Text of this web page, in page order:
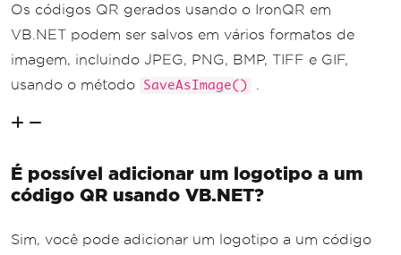
Os códigos QR gerados usando o IronQR em
VB.NET podem ser salvos em vários formatos de
imagem, incluindo JPEG, PNG, BMP, TIFF e GIF,
usando o método
SaveAsImage()
É possível adicionar um logotipo a um
código QR usando VB.NET?
Sim, você pode adicionar um logotipo a um código